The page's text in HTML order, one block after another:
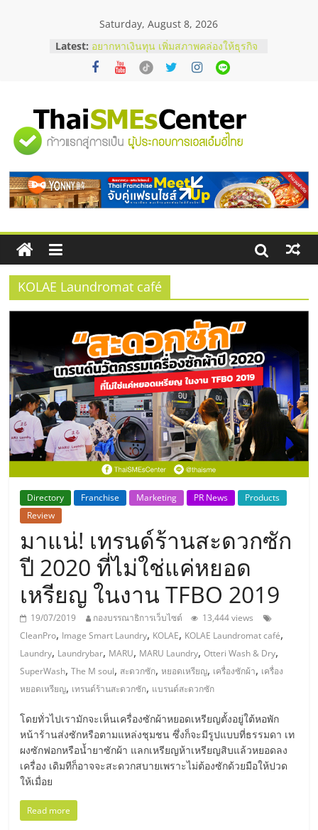
Saturday, August 8, 2026
Latest: อยากหาเงินทุน เพิ่มสภาพคล่องให้ธุรกิจ
เริ่มยังไงให้ผ่านฉลุย
สัมมนาออนไลน์ โอกาสบริหารสถานี
ThaiFranchise Meet Up จับคู่แฟรน
ไชส์ ครั้งที่ 8
ร้านเครื่องเสียงคุณภาพสูง พร้อม
บริษัท Cybersecurity ในไทยที่ไหนดี?
วิธีเลือกผู้ให้บริการให้คุ้มค่าและตอบ
โจทย์ธุรกิจ
"ศูนย์
รวม
ข้อมูล
ธุรกิจ
SME
แห่ง
ประเทศไทย,
ThaiSMEsCenter,
รวม
ธุรกิจ
เอ
ส
เอ็
มอี
ไทย,
SMEs,
แฟ
รน
KOLAE Laundromat café
Directory Franchise Marketing PR News
Products
Review
มาแน่! เทรนด์ร้านสะดวกซัก
ปี 2020 ที่ไม่ใช่แค่หยอด
เหรียญ ในงาน TFBO 2019
19/07/2019 กองบรรณาธิการเว็บไซต์
13,444 views
CleanPro, Image Smart Laundry, KOLAE, KOLAE Laundromat café,
Laundry, Laundrybar, MARU, MARU Laundry,Otteri Wash & Dry,
SuperWash,The M soul, สะดวกซัก,หยอดเหรียญ, เครื่องซักผ้า, เครื่อง
หยอดเหรียญ, เทรนด์ร้านสะดวกซัก, แบรนด์สะดวกซัก
โดยทั่วไปเรามักจะเห็นเครื่องซักผ้าหยอดเหรียญตั้งอยู่ใต้หอพัก
หน้าร้านส่งซักหรือตามแหล่งชุมชน ซึ่งก็จะมีรูปแบบที่ธรรมดา เท
ผงซักฟอกหรือน้ำยาซักผ้า แลกเหรียญห้าเหรียญสิบแล้วหยอดลง
เครื่อง เดิมทีก็อาจจะสะดวกสบายเพราะไม่ต้องซักด้วยมือให้ปวด
ให้เมื่อย
Read more